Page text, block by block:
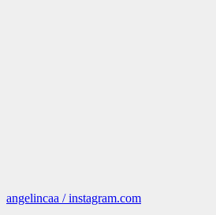
angelincaa / instagram.com